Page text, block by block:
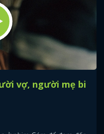
vợ, người mẹ bi